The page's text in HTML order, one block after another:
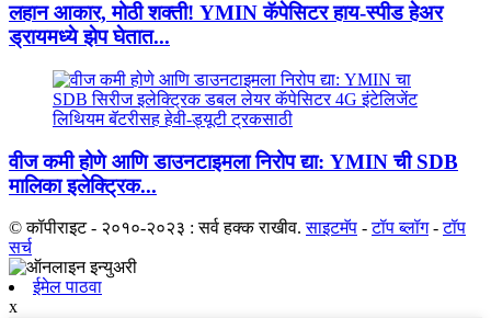
लहान आकार, मोठी शक्ती! YMIN कॅपेसिटर हाय-स्पीड हेअर
ड्रायमध्ये झेप घेतात...
वीज कमी होणे आणि डाउनटाइमला निरोप द्या: YMIN ची SDB
मालिका इलेक्ट्रिक...
© कॉपीराइट - २०१०-२०२३ : सर्व हक्क राखीव. साइटमॅप -टॉप ब्लॉग-टॉप
सर्च
ईमेल पाठवा
x